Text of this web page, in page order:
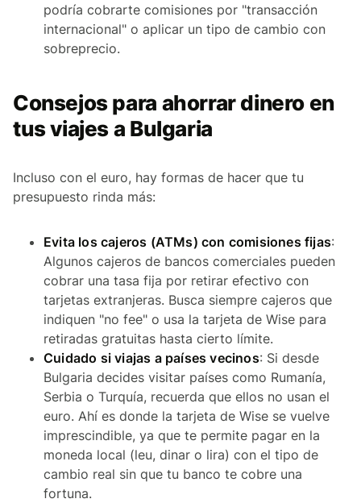
podría cobrarte comisiones por "transacción
internacional" o aplicar un tipo de cambio con
sobreprecio.
Consejos para ahorrar dinero en
tus viajes a Bulgaria
Incluso con el euro, hay formas de hacer que tu
presupuesto rinda más:
Evita los cajeros (ATMs) con comisiones fijas:
Algunos cajeros de bancos comerciales pueden
cobrar una tasa fija por retirar efectivo con
tarjetas extranjeras. Busca siempre cajeros que
indiquen "no fee" o usa la tarjeta de Wise para
retiradas gratuitas hasta cierto límite.
Cuidado si viajas a países vecinos: Si desde
Bulgaria decides visitar países como Rumanía,
Serbia o Turquía, recuerda que ellos no usan el
euro. Ahí es donde la tarjeta de Wise se vuelve
imprescindible, ya que te permite pagar en la
moneda local (leu, dinar o lira) con el tipo de
cambio real sin que tu banco te cobre una
fortuna.